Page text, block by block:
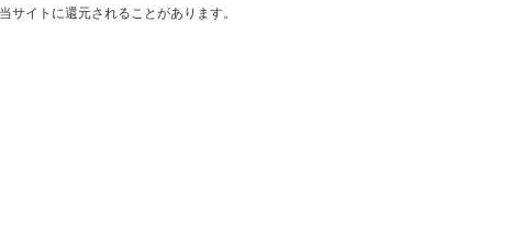
物がほぼなくなってからは、仕入れを経験。ネットオークション
イトに還元されることがあります。